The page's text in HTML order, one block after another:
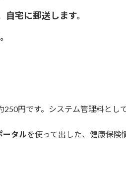
宅に郵送します。
円です。システム管理料とし
ータルを使って出した、健康保険